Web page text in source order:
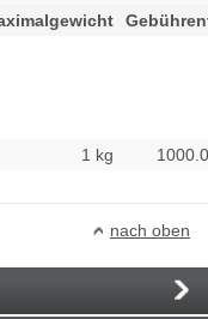
1 kg
nach oben